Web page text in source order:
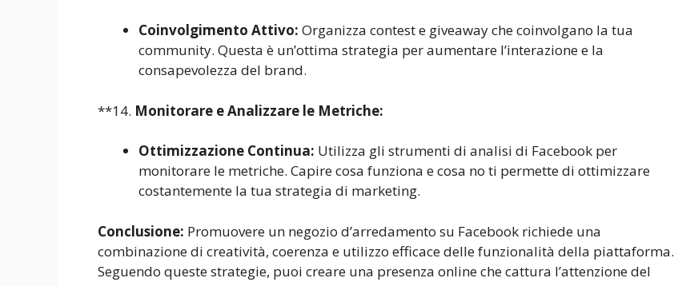
Coinvolgimento Attivo: Organizza contest e giveaway che coinvolgano la tua
community. Questa è un’ottima strategia per aumentare l’interazione e la
consapevolezza del brand.
**14. Monitorare e Analizzare le Metriche:
Ottimizzazione Continua: Utilizza gli strumenti di analisi di Facebook per
monitorare le metriche. Capire cosa funziona e cosa no ti permette di ottimizzare
costantemente la tua strategia di marketing.
Conclusione: Promuovere un negozio d’arredamento su Facebook richiede una
combinazione di creatività, coerenza e utilizzo efficace delle funzionalità della piattaforma.
Seguendo queste strategie, puoi creare una presenza online che cattura l’attenzione del